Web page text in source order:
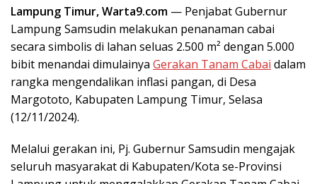
Lampung Timur, Warta9.com — Penjabat Gubernur
Lampung Samsudin melakukan penanaman cabai
secara simbolis di lahan seluas 2.500 m² dengan 5.000
bibit menandai dimulainya Gerakan Tanam Cabai dalam
rangka mengendalikan inflasi pangan, di Desa
Margototo, Kabupaten Lampung Timur, Selasa
(12/11/2024).
Melalui gerakan ini, Pj. Gubernur Samsudin mengajak
seluruh masyarakat di Kabupaten/Kota se-Provinsi